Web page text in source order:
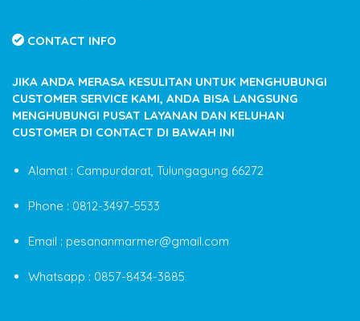
CONTACT INFO
JIKA ANDA MERASA KESULITAN UNTUK MENGHUBUNGI
CUSTOMER SERVICE KAMI, ANDA BISA LANGSUNG
MENGHUBUNGI PUSAT LAYANAN DAN KELUHAN
CUSTOMER DI CONTACT DI BAWAH INI
Alamat : Campurdarat, Tulungagung 66272
Phone : 0812-3497-5533
Email : pesananmarmer@gmail.com
Whatsapp : 0857-8434-3885